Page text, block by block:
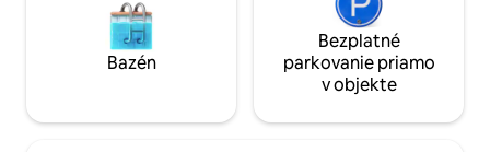
Bazén
Bezplatné
parkovanie priamo
v objekte